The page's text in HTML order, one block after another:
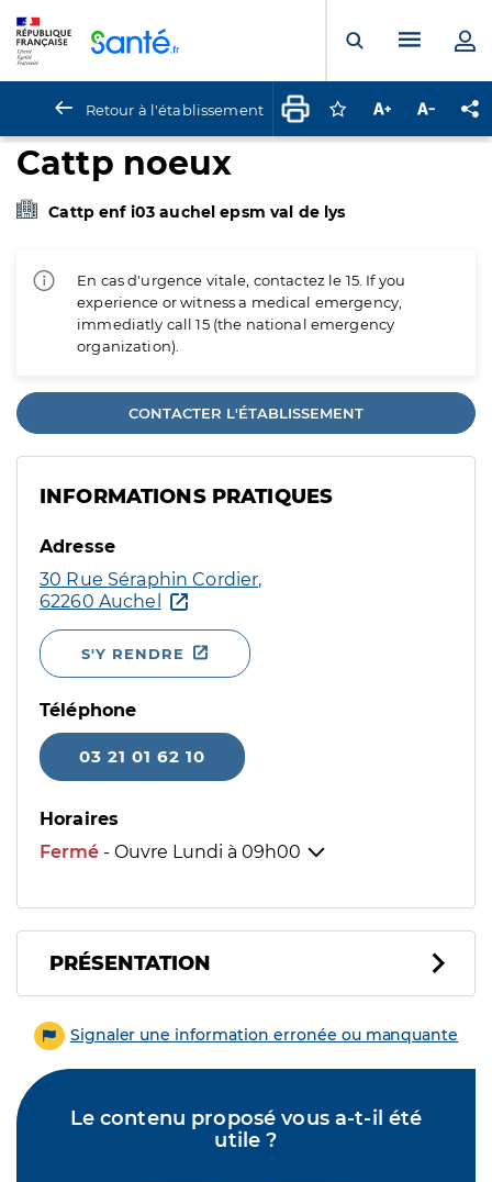
Ouvrir laMenu
Retour à l'établissement Connectez-vous
Augmenter la
Cattp noeux
Cattp enf i03 auchel epsm val de lys
En cas d'urgence vitale, contactez le 15. If you
experience or witness a medical emergency,
immediatly call 15 (the national emergency
organization).
CONTACTER L'ÉTABLISSEMENT
INFORMATIONS PRATIQUES
Adresse
30 Rue Séraphin Cordier,
62260 Auchel
S'Y RENDRE
Téléphone
03 21 01 62 10
Horaires
Fermé - Ouvre Lundi à 09h00
PRÉSENTATION
Signaler une information erronée ou manquante
Le contenu proposé vous a-t-il été
utile ?